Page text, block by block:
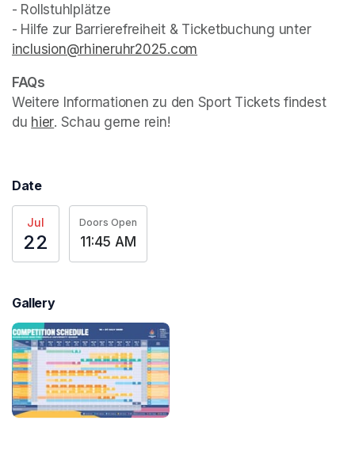
- Rollstuhlplätze
- Hilfe zur Barrierefreiheit & Ticketbuchung unter
inclusion@rhineruhr2025.com
Weitere Informationen zu den Sport Tickets findest
du hier(opens in a new tab)
. Schau gerne rein!
Date
Jul
22
Doors Open
11:45 AM
Gallery